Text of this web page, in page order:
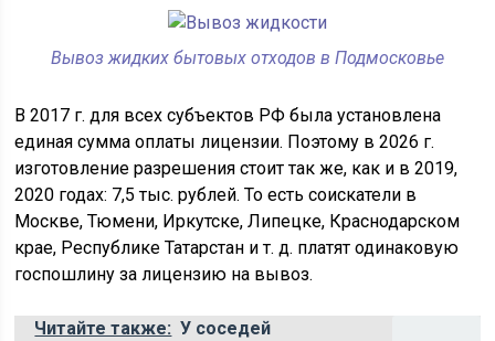
Вывоз жидких бытовых отходов в Подмосковье
В 2017 г. для всех субъектов РФ была установлена
единая сумма оплаты лицензии. Поэтому в 2026 г.
изготовление разрешения стоит так же, как и в 2019,
2020 годах: 7,5 тыс. рублей. То есть соискатели в
Москве, Тюмени, Иркутске, Липецке, Краснодарском
крае, Республике Татарстан и т. д. платят одинаковую
госпошлину за лицензию на вывоз.
Читайте также: У соседей